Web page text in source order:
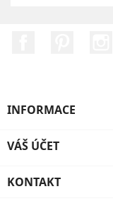
INFORMACE
VÁŠ ÚČET
KONTAKT